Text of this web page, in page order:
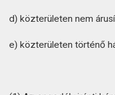
d) közterületen nem
e) közterületen történő